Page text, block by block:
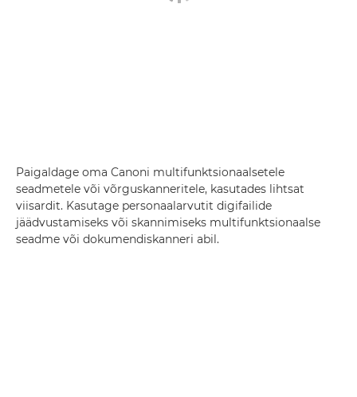
Paigaldage oma Canoni multifunktsionaalsetele
seadmetele või võrguskanneritele, kasutades lihtsat
viisardit. Kasutage personaalarvutit digifailide
jäädvustamiseks või skannimiseks multifunktsionaalse
seadme või dokumendiskanneri abil.